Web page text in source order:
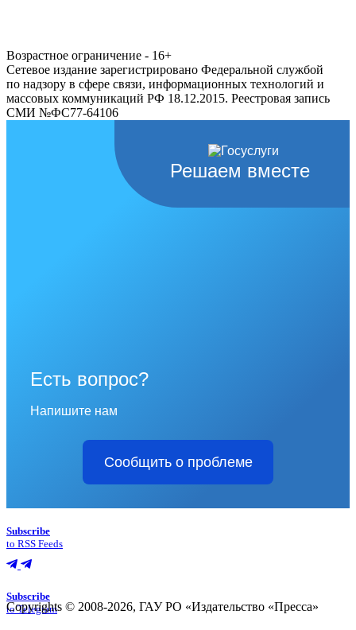
Возрастное ограничение - 16+
Сетевое издание зарегистрировано Федеральной службой
по надзору в сфере связи, информационных технологий и
массовых коммуникаций РФ 18.12.2015. Реестровая запись
СМИ №ФС77-64106
Решаем вместе
Есть вопрос?
Напишите нам
Сообщить о проблеме
Subscribe
to RSS Feeds
Subscribe
to Telegram
Copyrights © 2008-2026, ГАУ РО «Издательство «Пресса»